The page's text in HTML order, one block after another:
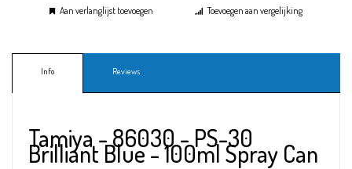
Aan verlanglijst toevoegen
Toevoegen aan vergelijking
Info Reviews
Tamiya - 86030 - PS-30
Brilliant Blue - 100ml Spray Can